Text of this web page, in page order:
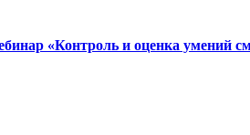
«Контроль и оценка умений